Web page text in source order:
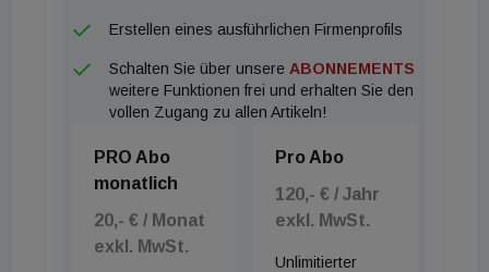
42 % der Studierenden in immobilienwirtschaftlichen
Fächern sind weiblich. Der Frauenanteil unter den
fachspezifischen Absolventen beträgt 45 %. Hier ist
Bereich (Innen-) Architektur am höchsten. Der Anteil
an Absolventinnen in Studiengängen mit Bezug zur
Immobilienwirtschaft ist in den vergangenen zehn
Jahren um 3 % gestiegen. Den höchsten Zuwachs
Erstellen eines ausführlichen Firmenprofils
Schalten Sie über unsere ABONNEMENTS
weitere Funktionen frei und erhalten Sie den
vollen Zugang zu allen Artikeln!
PRO Abo
monatlich
20,- € / Monat
exkl. MwSt.
Pro Abo
120,- € / Jahr
exkl. MwSt.
Unlimitierter